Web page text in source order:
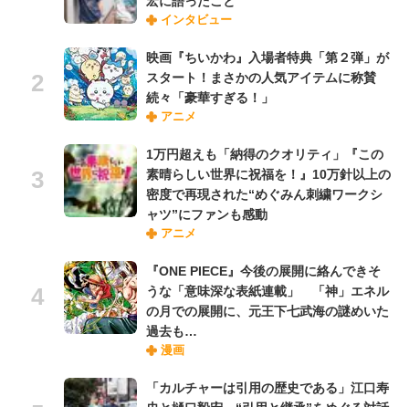
インタビュー
映画『ちいかわ』入場者特典「第２弾」が
スタート！まさかの人気アイテムに称賛
続々「豪華すぎる！」
アニメ
1万円超えも「納得のクオリティ」『この
素晴らしい世界に祝福を！』10万針以上の
密度で再現された“めぐみん刺繍ワークシ
ャツ”にファンも感動
アニメ
『ONE PIECE』今後の展開に絡んできそ
うな「意味深な表紙連載」 「神」エネル
の月での展開に、元王下七武海の謎めいた
過去も…
漫画
「カルチャーは引用の歴史である」江口寿